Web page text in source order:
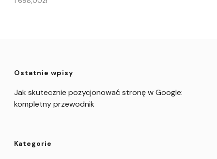
Ostatnie wpisy
Jak skutecznie pozycjonować stronę w Google:
kompletny przewodnik
Kategorie